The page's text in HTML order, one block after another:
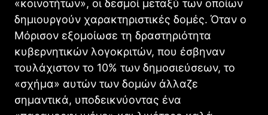
«κοινοτήτων», οι δεσμοί μεταξύ των οποίων
δημιουργούν χαρακτηριστικές δομές. Όταν ο
Μόρισον εξομοίωσε τη δραστηριότητα
κυβερνητικών λογοκριτών, που έσβηναν
τουλάχιστον το 10% των δημοσιεύσεων, το
«σχήμα» αυτών των δομών άλλαζε
σημαντικά, υποδεικνύοντας ένα